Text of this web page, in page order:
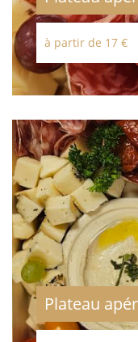
à partir de 17 €
Plateau